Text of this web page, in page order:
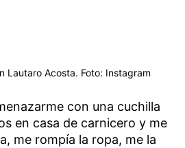
Lautaro Acosta. Foto: Instagram
con una cuchilla
en casa de carnicero y me
me rompía la ropa, me la